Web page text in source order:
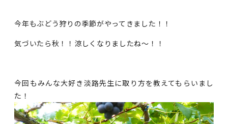
今年もぶどう狩りの季節がやってきました！！
気づいたら秋！！涼しくなりましたね～！！
今回もみんな大好き淡路先生に取り方を教えてもらいまし
た！